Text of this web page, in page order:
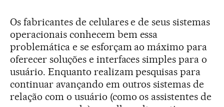
Os fabricantes de celulares e de seus sistemas
operacionais conhecem bem essa
problemática e se esforçam ao máximo para
oferecer soluções e interfaces simples para o
usuário. Enquanto realizam pesquisas para
continuar avançando em outros sistemas de
relação com o usuário (como os assistentes de